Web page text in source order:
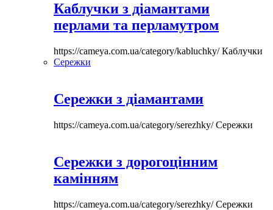
Каблучки з діамантами
перлами та перламутром
https://cameya.com.ua/category/kabluchky/Каблучки
Сережки
Сережки з діамантами
https://cameya.com.ua/category/serezhky/Сережки
Сережки з дорогоцінним
камінням
https://cameya.com.ua/category/serezhky/Сережки